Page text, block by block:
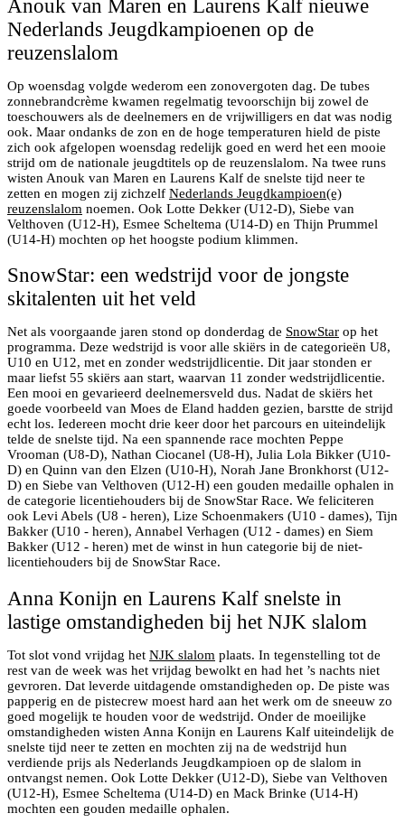
Anouk van Maren en Laurens Kalf nieuwe
Nederlands Jeugdkampioenen op de
reuzenslalom
Op woensdag volgde wederom een zonovergoten dag. De tubes
zonnebrandcrème kwamen regelmatig tevoorschijn bij zowel de
toeschouwers als de deelnemers en de vrijwilligers en dat was nodig
ook. Maar ondanks de zon en de hoge temperaturen hield de piste
zich ook afgelopen woensdag redelijk goed en werd het een mooie
strijd om de nationale jeugdtitels op de reuzenslalom. Na twee runs
wisten Anouk van Maren en Laurens Kalf de snelste tijd neer te
zetten en mogen zij zichzelf Nederlands Jeugdkampioen(e)
reuzenslalom noemen. Ook Lotte Dekker (U12-D), Siebe van
Velthoven (U12-H), Esmee Scheltema (U14-D) en Thijn Prummel
(U14-H) mochten op het hoogste podium klimmen.
SnowStar: een wedstrijd voor de jongste
skitalenten uit het veld
Net als voorgaande jaren stond op donderdag de SnowStar op het
programma. Deze wedstrijd is voor alle skiërs in de categorieën U8,
U10 en U12, met en zonder wedstrijdlicentie. Dit jaar stonden er
maar liefst 55 skiërs aan start, waarvan 11 zonder wedstrijdlicentie.
Een mooi en gevarieerd deelnemersveld dus. Nadat de skiërs het
goede voorbeeld van Moes de Eland hadden gezien, barstte de strijd
echt los. Iedereen mocht drie keer door het parcours en uiteindelijk
telde de snelste tijd. Na een spannende race mochten Peppe
Vrooman (U8-D), Nathan Ciocanel (U8-H), Julia Lola Bikker (U10-
D) en Quinn van den Elzen (U10-H), Norah Jane Bronkhorst (U12-
D) en Siebe van Velthoven (U12-H) een gouden medaille ophalen in
de categorie licentiehouders bij de SnowStar Race. We feliciteren
ook Levi Abels (U8 - heren), Lize Schoenmakers (U10 - dames), Tijn
Bakker (U10 - heren), Annabel Verhagen (U12 - dames) en Siem
Bakker (U12 - heren) met de winst in hun categorie bij de niet-
licentiehouders bij de SnowStar Race.
Anna Konijn en Laurens Kalf snelste in
lastige omstandigheden bij het NJK slalom
Tot slot vond vrijdag het NJK slalom plaats. In tegenstelling tot de
rest van de week was het vrijdag bewolkt en had het ’s nachts niet
gevroren. Dat leverde uitdagende omstandigheden op. De piste was
papperig en de pistecrew moest hard aan het werk om de sneeuw zo
goed mogelijk te houden voor de wedstrijd. Onder de moeilijke
omstandigheden wisten Anna Konijn en Laurens Kalf uiteindelijk de
snelste tijd neer te zetten en mochten zij na de wedstrijd hun
verdiende prijs als Nederlands Jeugdkampioen op de slalom in
ontvangst nemen. Ook Lotte Dekker (U12-D), Siebe van Velthoven
(U12-H), Esmee Scheltema (U14-D) en Mack Brinke (U14-H)
mochten een gouden medaille ophalen.